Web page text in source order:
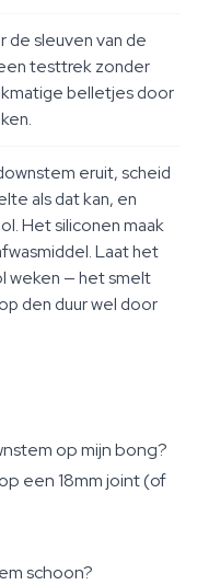
de sleuven van de
testtrek zonder
belletjes door
eruit, scheid
als dat kan, en
Het siliconen maak
Laat het
weken — het smelt
den duur wel door
op mijn bong?
een 18mm joint (of
schoon?